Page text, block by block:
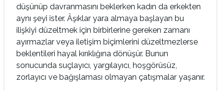
düşünüp davranmasını beklerken kadın da erkekten
aynı şeyi ister. Âşıklar yara almaya başlayan bu
ilişkiyi düzeltmek için birbirlerine gereken zamanı
ayırmazlar veya iletişim biçimlerini düzeltmezlerse
beklentileri hayal kırıklığına dönüşür. Bunun
sonucunda suçlayıcı, yargılayıcı, hoşgörüsüz,
zorlayıcı ve bağışlaması olmayan çatışmalar yaşanır.